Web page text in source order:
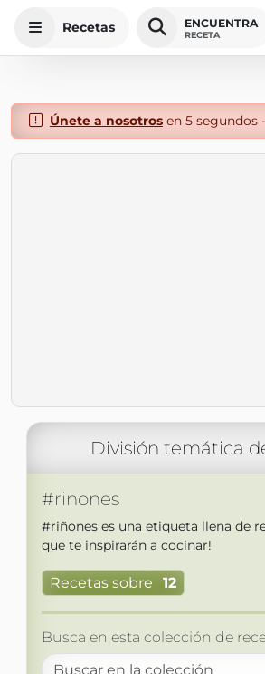
Recetas ENCUENTRA
RECETA
Únete a nosotrosen 5 segundos
División temática
#rinones
#riñones es una etiqueta llena de
que te inspirarán a cocinar!
Recetas sobre 12
Busca en esta colección de